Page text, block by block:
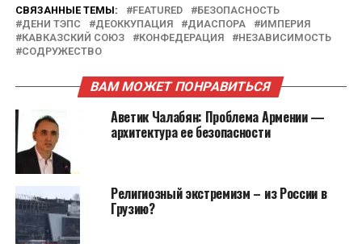
СВЯЗАННЫЕ ТЕМЫ: FEATURED
БЕЗОПАСНОСТЬ
ДЕНИ ТЭПС
ДЕОККУПАЦИЯ ДИАСПОРА
ИМПЕРИЯ
КАВКАЗСКИЙ СОЮЗ
КОНФЕДЕРАЦИЯ
НЕЗАВИСИМОСТЬ
СОДРУЖЕСТВО
ВАМ МОЖЕТ ПОНРАВИТЬСЯ
Аветик Чалабян: Проблема Армении —
архитектура ее безопасности
Религиозный экстремизм – из России в
Грузию?